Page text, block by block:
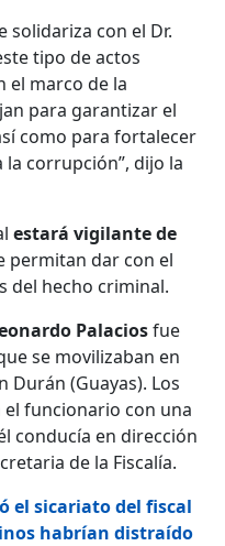
solidariza con el Dr.
tipo de actos
el marco de la
para garantizar el
como para fortalecer
corrupción”, dijo la
estará vigilante de
permitan dar con el
del hecho criminal.
Palaciosfue
se movilizaban en
Durán (Guayas). Los
funcionario con una
conducía en dirección
de la Fiscalía.
el sicariato del fiscal
habrían distraído